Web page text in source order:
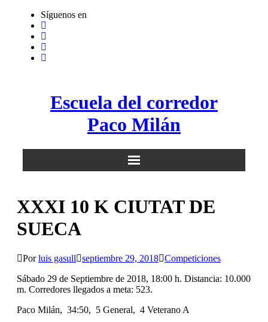
Saltar
contenido
Síguenos en
Escuela del corredor
Paco Milán
XXXI 10 K CIUTAT DE
SUECA
Porluis gasull septiembre 29, 2018 Competiciones
Sábado 29 de Septiembre de 2018, 18:00 h. Distancia: 10.000
m. Corredores llegados a meta: 523.
Paco Milán, 34:50, 5 General, 4 Veterano A